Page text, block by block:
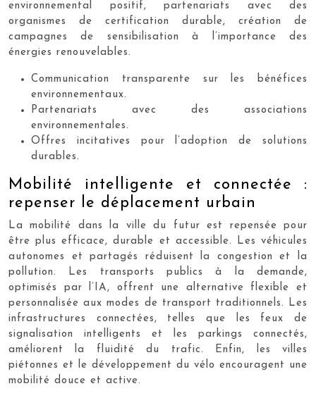
environnemental positif, partenariats avec des
organismes de certification durable, création de
campagnes de sensibilisation à l’importance des
énergies renouvelables.
Communication transparente sur les bénéfices
environnementaux.
Partenariats avec des associations
environnementales.
Offres incitatives pour l’adoption de solutions
durables.
Mobilité intelligente et connectée :
repenser le déplacement urbain
La mobilité dans la ville du futur est repensée pour
être plus efficace, durable et accessible. Les véhicules
autonomes et partagés réduisent la congestion et la
pollution. Les transports publics à la demande,
optimisés par l’IA, offrent une alternative flexible et
personnalisée aux modes de transport traditionnels. Les
infrastructures connectées, telles que les feux de
signalisation intelligents et les parkings connectés,
améliorent la fluidité du trafic. Enfin, les villes
piétonnes et le développement du vélo encouragent une
mobilité douce et active.